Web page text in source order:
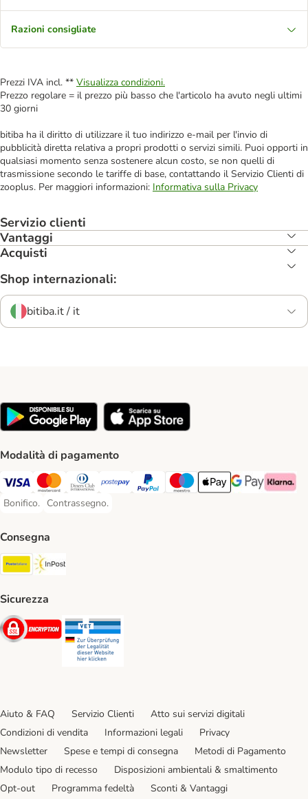
Razioni consigliate
Prezzi IVA incl. ** Visualizza condizioni.
Prezzo regolare = il prezzo più basso che l'articolo ha avuto negli ultimi
30 giorni
bitiba ha il diritto di utilizzare il tuo indirizzo e-mail per l'invio di
pubblicità diretta relativa a propri prodotti o servizi simili. Puoi opporti in
qualsiasi momento senza sostenere alcun costo, se non quelli di
trasmissione secondo le tariffe di base, contattando il Servizio Clienti di
zooplus. Per maggiori informazioni: Informativa sulla Privacy
Servizio clienti
Vantaggi
Acquisti
Shop internazionali:
bitiba.it / it
Modalità di pagamento
Visa. Payment Method
Mastercard. Payment Method
Diners Club. Payment Method
Postepay. Payment Method
PayPal. Payment Method
Maestro. Payment Method
Apple pay. Payment
Google Pay
Klarna
Bonifico.
Bonifico. Payment Method
Contrassegno.
Contrassegno. Payment Method
Consegna
Poste Italiane. Shipping Method
Sicurezza
Security
Aiuto & FAQ Servizio Clienti
Atto sui servizi digitali
Condizioni di vendita
Informazioni legali
Privacy
Newsletter
Spese e tempi di consegna
Metodi di Pagamento
Modulo tipo di recesso
Disposizioni ambientali & smaltimento
Opt-out
Programma fedeltà Sconti & Vantaggi